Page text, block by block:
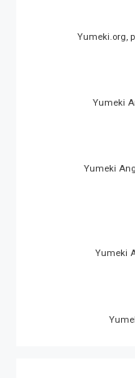
Yumeki.org,
Yumeki
Yumeki
Yumeki